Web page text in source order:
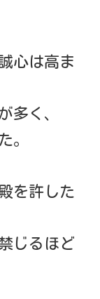
心は高ま
多く、
。
を許した
じるほど